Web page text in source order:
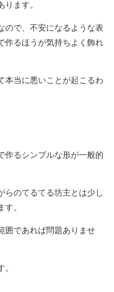
ります。
ので、不安になるような表
作るほうが気持ちよく飾れ
本当に悪いことが起こるわ
作るシンプルな形が一般的
のてるてる坊主とは少し
す。
囲であれば問題ありませ
。